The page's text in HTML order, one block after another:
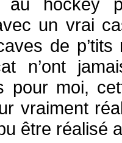
un vrai
de
n’ont
pour moi,
vraiment
être réalisé